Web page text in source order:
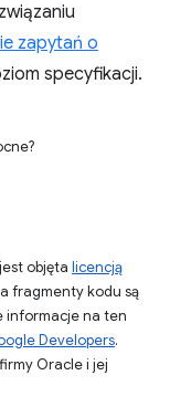
zapytań o
specyfikacji.
objęta licencją
fragmenty kodu są
informacje na ten
Developers.
Oracle i jej